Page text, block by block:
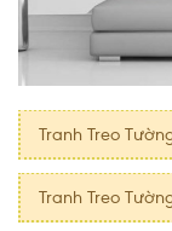
Tranh Treo
Tranh Treo